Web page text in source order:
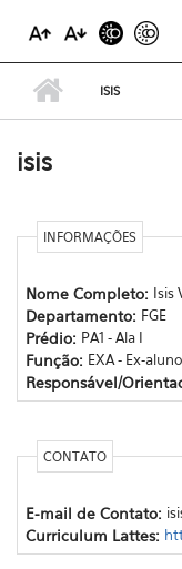
ISIS
isis
INFORMAÇÕES
Nome Completo: Isis
Departamento: FGE
Prédio: PA1 - Ala I
Função: EXA - Ex-
Responsável/
CONTATO
E-mail de Contato:
Curriculum Lattes: